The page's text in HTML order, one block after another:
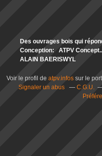
Des ouvrages bois qui
Conception: ATPV
ALAIN BAERISWYL
Voir le profil de atpv.infos sur le
Signaler un abus
C.G.U.